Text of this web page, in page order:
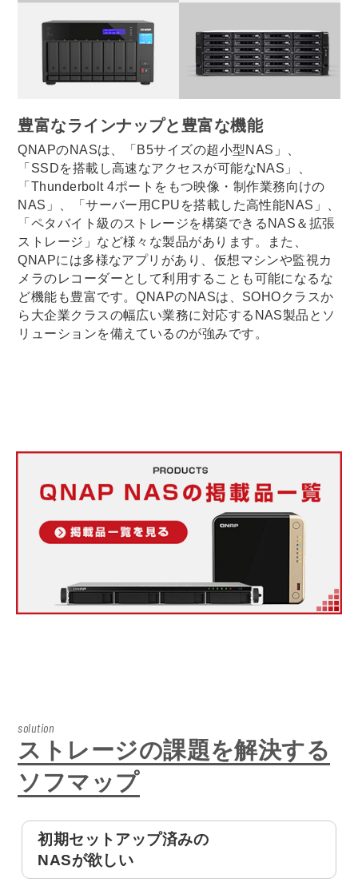
豊富なラインナップと豊富な機能
QNAPのNASは、「B5サイズの超小型NAS」、
「SSDを搭載し高速なアクセスが可能なNAS」、
「Thunderbolt 4ポートをもつ映像・制作業務向けの
NAS」、「サーバー用CPUを搭載した高性能NAS」、
「ペタバイト級のストレージを構築できるNAS＆拡張
ストレージ」など様々な製品があります。また、
QNAPには多様なアプリがあり、仮想マシンや監視カ
メラのレコーダーとして利用することも可能になるな
ど機能も豊富です。QNAPのNASは、SOHOクラスか
ら大企業クラスの幅広い業務に対応するNAS製品とソ
リューションを備えているのが強みです。
solution
ストレージの課題を解決する
ソフマップ
初期セットアップ済みの
NASが欲しい